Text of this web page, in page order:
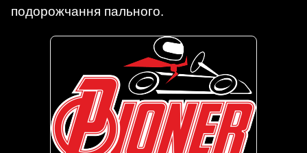
подорожчання пального.